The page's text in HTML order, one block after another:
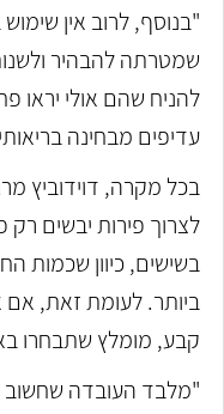
"בנוסף, לרוב אין
שמטרתה להבהיר
להניח שהם אולי יראו
עדיפים מבחינה
בכל מקרה, דוידוביץ
לצרוך פירות יבשים רק
בשישים, כיוון שכמות
ביותר. לעומת זאת, אם
קבע, מומלץ שתבחרו
"מלבד העובדה שחשוב